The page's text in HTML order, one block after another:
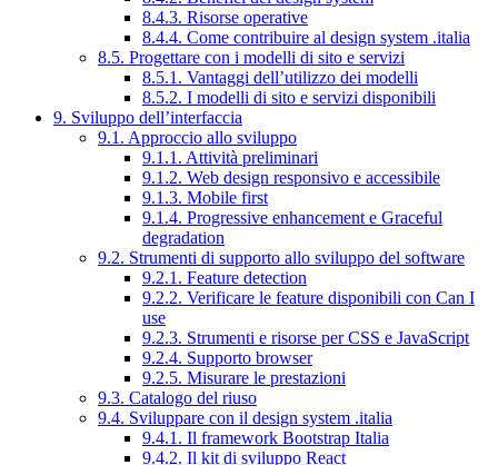
8.4.3. Risorse operative
8.4.4. Come contribuire al design system .italia
8.5. Progettare con i modelli di sito e servizi
8.5.1. Vantaggi dell’utilizzo dei modelli
8.5.2. I modelli di sito e servizi disponibili
9. Sviluppo dell’interfaccia
9.1. Approccio allo sviluppo
9.1.1. Attività preliminari
9.1.2. Web design responsivo e accessibile
9.1.3. Mobile first
9.1.4. Progressive enhancement e Graceful
degradation
9.2. Strumenti di supporto allo sviluppo del software
9.2.1. Feature detection
9.2.2. Verificare le feature disponibili con Can I
use
9.2.3. Strumenti e risorse per CSS e JavaScript
9.2.4. Supporto browser
9.2.5. Misurare le prestazioni
9.3. Catalogo del riuso
9.4. Sviluppare con il design system .italia
9.4.1. Il framework Bootstrap Italia
9.4.2. Il kit di sviluppo React